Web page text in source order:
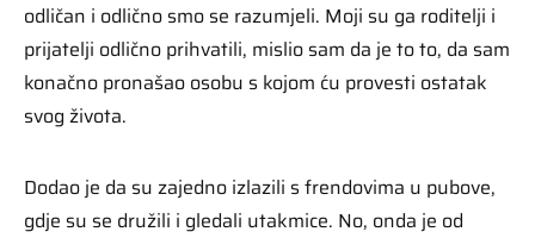
odličan i odlično smo se razumjeli. Moji su ga roditelji i
prijatelji odlično prihvatili, mislio sam da je to to, da sam
konačno pronašao osobu s kojom ću provesti ostatak
svog života.
Dodao je da su zajedno izlazili s frendovima u pubove,
gdje su se družili i gledali utakmice. No, onda je od